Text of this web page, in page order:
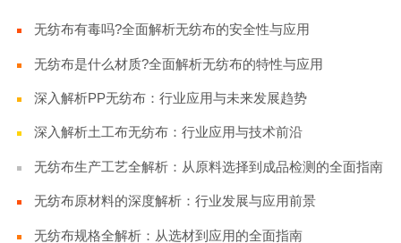
无纺布有毒吗?全面解析无纺布的安全性与应用
无纺布是什么材质?全面解析无纺布的特性与应用
深入解析PP无纺布：行业应用与未来发展趋势
深入解析土工布无纺布：行业应用与技术前沿
无纺布生产工艺全解析：从原料选择到成品检测的全面指南
无纺布原材料的深度解析：行业发展与应用前景
无纺布规格全解析：从选材到应用的全面指南